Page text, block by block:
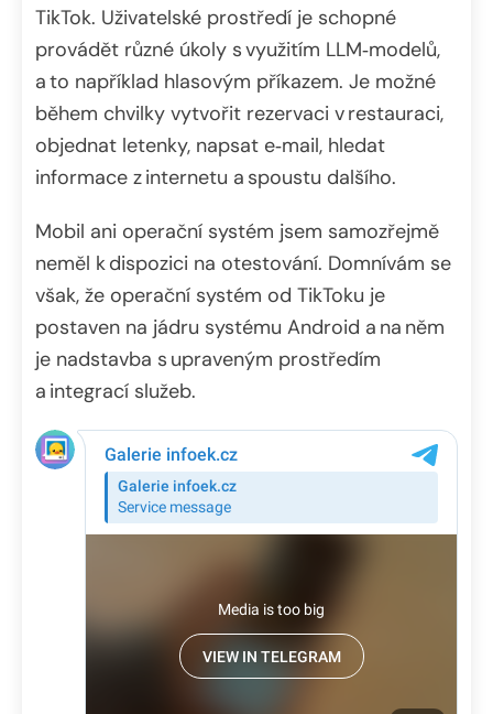
TikTok. Uživatelské prostředí je schopné
provádět různé úkoly s využitím LLM‑modelů,
a to například hlasovým příkazem. Je možné
během chvilky vytvořit rezervaci v restauraci,
objednat letenky, napsat e‑mail, hledat
informace z internetu a spoustu dalšího.
Mobil ani operační systém jsem samozřejmě
neměl k dispozici na otestování. Domnívám se
však, že operační systém od TikToku je
postaven na jádru systému Android a na něm
je nadstavba s upraveným prostředím
a integrací služeb.